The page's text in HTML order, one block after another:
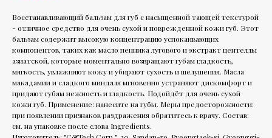
Восстанавливающий бальзам для губ с насыщенной тающей текстурой
- отличное средство для очень сухой и поврежденной кожи губ. Этот
бальзам содержит высокую концентрацию успокаивающих
компонентов, таких как масло пенника лугового и экстракт центеллы
азиатской, которые моментально возвращают губам гладкость,
мягкость, увлажняют кожу и убирают сухость и шелушения. Масла
макадамии и сладкого миндаля мгновенно устраняют дискомфорт и
придают губам нежность и гладкость. Подойдёт для очень сухой
кожи губ. Применение: нанесите на губы. Меры предосторожности:
при появлении признаков раздражения обратитесь к врачу. Состав:
см. на упаковке после слова Ingredients.